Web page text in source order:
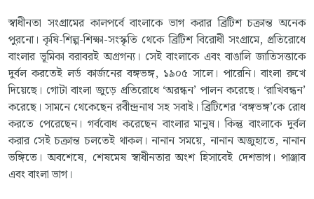
স্বাধীনতা সংগ্রামের কালপর্বে বাংলাকে ভাগ করার ব্রিটিশ চক্রান্ত অনেক
পুরনো। কৃষি-শিল্প-শিক্ষা-সংস্কৃতি থেকে ব্রিটিশ বিরোধী সংগ্রামে, প্রতিরোধে
বাংলার ভূমিকা বরাবরই অগ্রগন্য। সেই বাংলাকে এবং বাঙালি জাতিসত্তাকে
দুর্বল করতেই লর্ড কার্জনের বঙ্গভঙ্গ, ১৯০৫ সালে। পারেনি। বাংলা রুখে
দিয়েছে। গোটা বাংলা জুড়ে প্রতিরোধে ‘অরন্ধন’ পালন করেছে। ‘রাখিবন্ধন’
করেছে। সামনে থেকেছেন রবীন্দ্রনাথ সহ সবাই। ব্রিটিশের ‘বঙ্গভঙ্গ’কে রোধ
করতে পেরেছেন। গর্ববোধ করেছেন বাংলার মানুষ। কিন্তু বাংলাকে দুর্বল
করার সেই চক্রান্ত চলতেই থাকল। নানান সময়ে, নানান অজুহাতে, নানান
ভঙ্গিতে। অবশেষে, শেষমেষ স্বাধীনতার অংশ হিসাবেই দেশভাগ। পাঞ্জাব
এবং বাংলা ভাগ।